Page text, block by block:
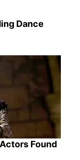
Dance
Found